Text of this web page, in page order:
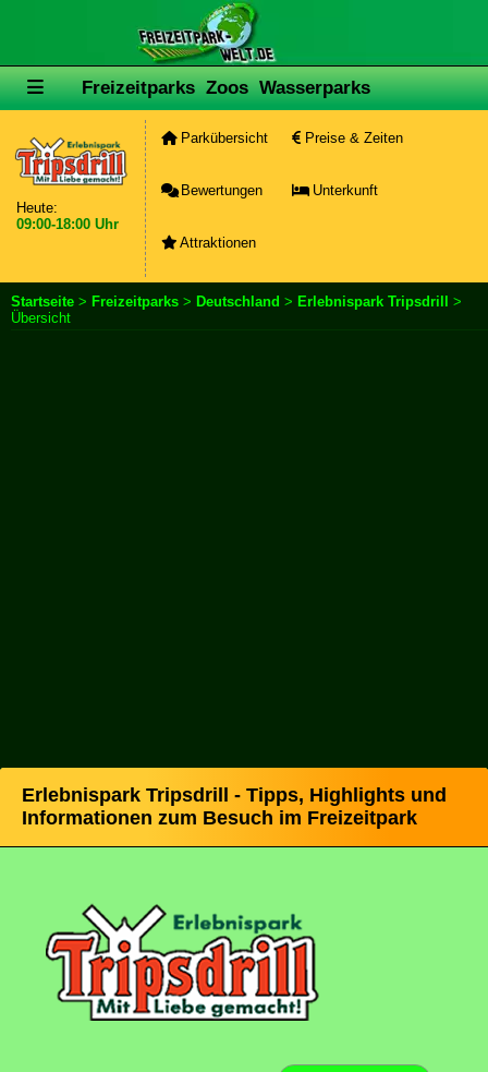
Freizeitparks Zoos Wasserparks
Heute:
09:00-18:00 Uhr
Parkübersicht Preise & Zeiten
Bewertungen Unterkunft
Attraktionen
Startseite > Freizeitparks > Deutschland > Erlebnispark Tripsdrill
>
Übersicht
Erlebnispark Tripsdrill - Tipps, Highlights und
Informationen zum Besuch im Freizeitpark